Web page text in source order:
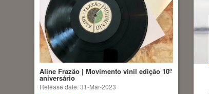
Aline Frazão | Movimento vinil edição 10º
aniversário
Release date: 31-Mar-2023